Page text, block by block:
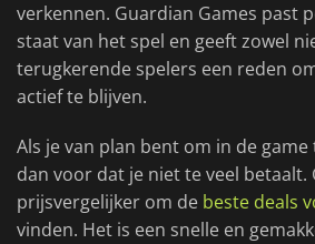
verkennen. Guardian Games past
staat van het spel en geeft zowel
terugkerende spelers een reden
actief te blijven.
Als je van plan bent om in de
dan voor dat je niet te veel betaalt.
prijsvergelijker om de beste deals
vinden. Het is een snelle en